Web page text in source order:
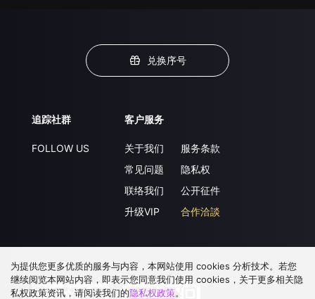
兑换序号
追踪社群
FOLLOW US
客户服务
关于我们
常见问题
联络我们
升级VIP
服务条款
隐私权
公开征件
合作洽談
下载 APP
为提供您更多优质的服务与内容，本网站使用 cookies 分析技术。若您
继续阅览本网站内容，即表示您同意我们使用 cookies，关于更多相关隐
私权政策资讯，请阅读我们的隐私权政策。